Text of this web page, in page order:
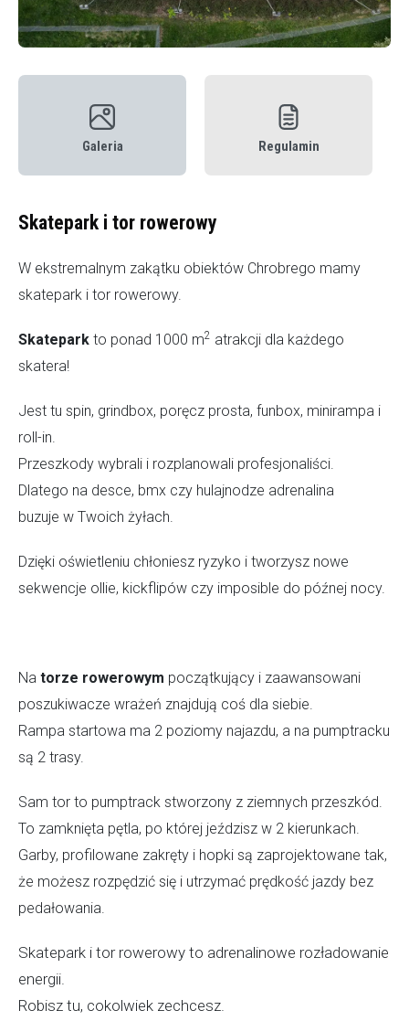
Galeria Regulamin
Skatepark i tor rowerowy
W ekstremalnym zakątku obiektów Chrobrego mamy
skatepark i tor rowerowy.
Skatepark to ponad 1000 m2 atrakcji dla każdego
skatera!
Jest tu spin, grindbox, poręcz prosta, funbox, minirampa i
roll-in.
Przeszkody wybrali i rozplanowali profesjonaliści.
Dlatego na desce, bmx czy hulajnodze adrenalina
buzuje w Twoich żyłach.
Dzięki oświetleniu chłoniesz ryzyko i tworzysz nowe
sekwencje ollie, kickflipów czy imposible do późnej nocy.
Na torze rowerowym początkujący i zaawansowani
poszukiwacze wrażeń znajdują coś dla siebie.
Rampa startowa ma 2 poziomy najazdu, a na pumptracku
są 2 trasy.
Sam tor to pumptrack stworzony z ziemnych przeszkód.
To zamknięta pętla, po której jeździsz w 2 kierunkach.
Garby, profilowane zakręty i hopki są zaprojektowane tak,
że możesz rozpędzić się i utrzymać prędkość jazdy bez
pedałowania.
Skatepark i tor rowerowy to adrenalinowe rozładowanie
energii.
Robisz tu, cokolwiek zechcesz.